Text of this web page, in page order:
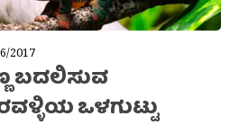
2017
ಬದಲಿಸುವ
ಒಳಗುಟ್ಟು